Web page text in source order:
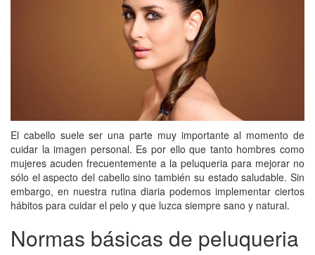
El cabello suele ser una parte muy importante al momento de
cuidar la imagen personal. Es por ello que tanto hombres como
mujeres acuden frecuentemente a la peluqueria para mejorar no
sólo el aspecto del cabello sino también su estado saludable. Sin
embargo, en nuestra rutina diaria podemos implementar ciertos
hábitos para cuidar el pelo y que luzca siempre sano y natural.
Normas básicas de peluqueria